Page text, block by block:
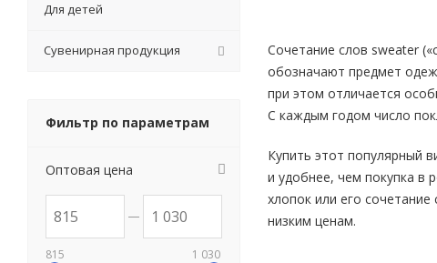
Сочетание слов sweater
обозначают предмет
при этом отличается
С каждым годом число
Купить этот популярный
и удобнее, чем покупка в
хлопок или его
низким ценам.
Для детей
Сувенирная продукция
Фильтр по параметрам
Оптовая цена
815 1 030